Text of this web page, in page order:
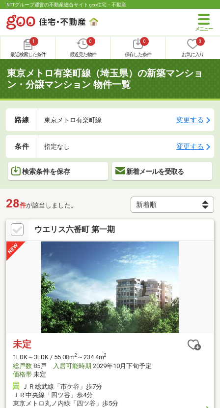
NTTグループ運営の不動産総合サイト goo住宅・不動産
1
最近検索した条件
0
最近見た物件
0
保存した条件
0
お気に入り
東京メトロ有楽町線（埼玉県）の新築マンショ
ン・分譲マンション 物件一覧
路線 東京メトロ有楽町線 変更する
条件 指定なし 変更する
検索条件を保存 新着メールを受取る
28件が該当しました。
ウエリス六番町 第一期
未定
1LDK～3LDK / 55.08m2 ～234.4m2
総戸数 85戸 入居可能時期 2029年10月下旬予定
価格帯 未定
ＪＲ総武線「市ケ谷」歩7分
ＪＲ中央線「四ツ谷」歩4分
東京メトロ丸ノ内線「四ツ谷」歩5分